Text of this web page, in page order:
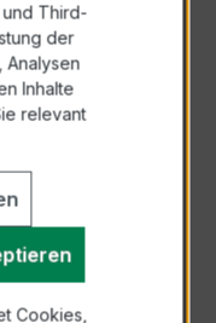
Third-
der
Analysen
Inhalte
relevant
Cookies,